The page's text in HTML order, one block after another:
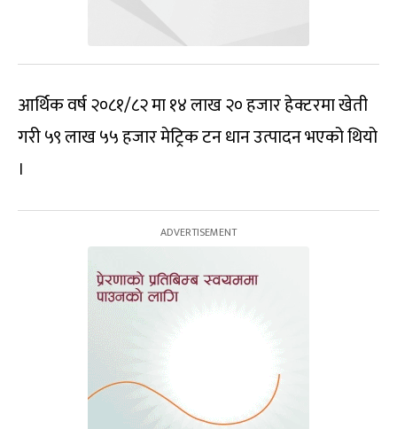
आर्थिक वर्ष २०८१/८२ मा १४ लाख २० हजार हेक्टरमा खेती
गरी ५९ लाख ५५ हजार मेट्रिक टन धान उत्पादन भएको थियो
।